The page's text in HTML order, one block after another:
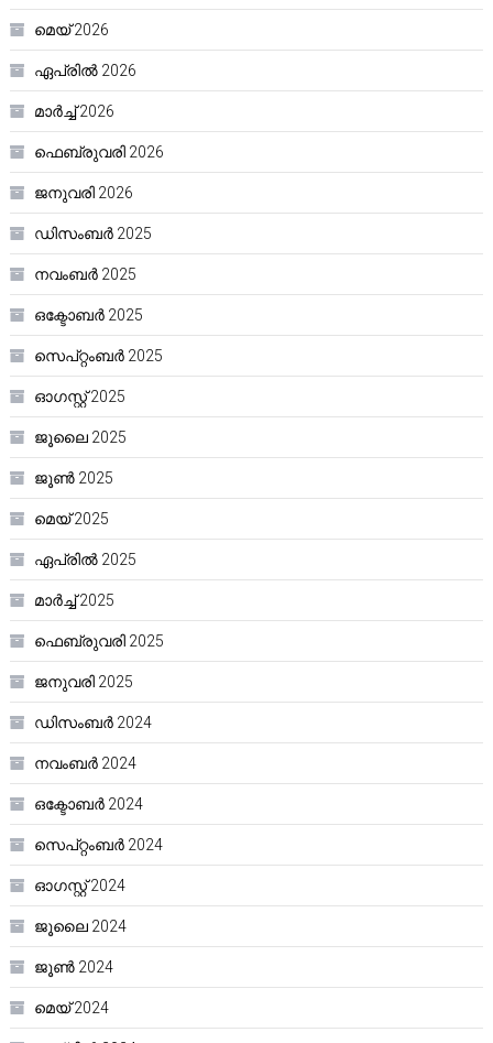
മെയ്‌ 2026
ഏപ്രിൽ 2026
മാർച്ച്‌ 2026
ഫെബ്രുവരി 2026
ജനുവരി 2026
ഡിസംബർ 2025
നവംബർ 2025
ഒക്ടോബർ 2025
സെപ്റ്റംബർ 2025
ഓഗസ്റ്റ്‌ 2025
ജൂലൈ 2025
ജൂൺ 2025
മെയ്‌ 2025
ഏപ്രിൽ 2025
മാർച്ച്‌ 2025
ഫെബ്രുവരി 2025
ജനുവരി 2025
ഡിസംബർ 2024
നവംബർ 2024
ഒക്ടോബർ 2024
സെപ്റ്റംബർ 2024
ഓഗസ്റ്റ്‌ 2024
ജൂലൈ 2024
ജൂൺ 2024
മെയ്‌ 2024